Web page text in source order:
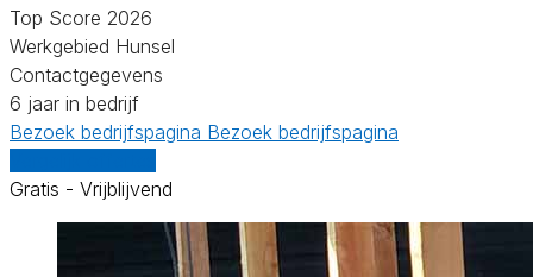
Top Score 2026
Werkgebied Hunsel
Contactgegevens
6 jaar in bedrijf
Bezoek bedrijfspagina Bezoek bedrijfspagina
Gratis - Vrijblijvend